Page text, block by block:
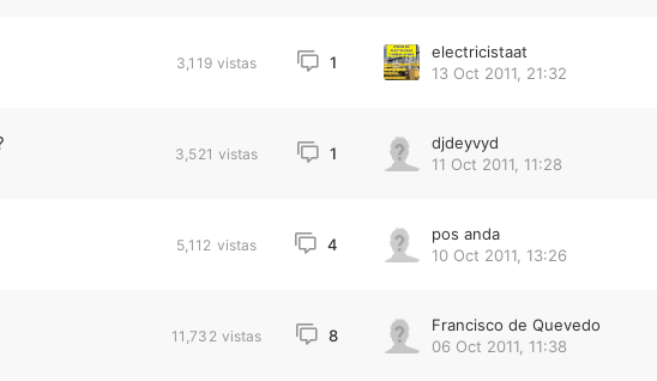
3,119 vistas 1
electricistaat
13 Oct 2011, 21:32
3,521 vistas 1
djdeyvyd
11 Oct 2011, 11:28
5,112 vistas 4
pos anda
10 Oct 2011, 13:26
11,732 vistas 8
Francisco de Quevedo
06 Oct 2011, 11:38